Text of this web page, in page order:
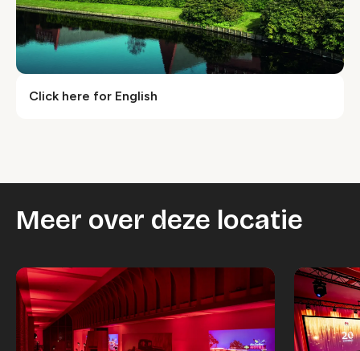
Click here for EnglishVideo geblokkeerd
Wijzig cookie instellingen
Meer over deze locatie